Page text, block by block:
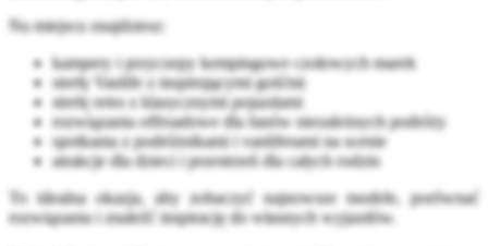
Na miejscu znajdziesz:
kampery i przyczepy kempingowe czołowych marek
strefę Vanlife z inspirującymi gośćmi
strefę retro z klasycznymi pojazdami
rozwiązania offroadowe dla fanów niezależnych podróży
spotkania z podróżnikami i vanliferami na scenie
atrakcje dla dzieci i przestrzeń dla całych rodzin
To idealna okazja, aby zobaczyć najnowsze modele, porównać
rozwiązania i znaleźć inspirację do własnych wyjazdów.